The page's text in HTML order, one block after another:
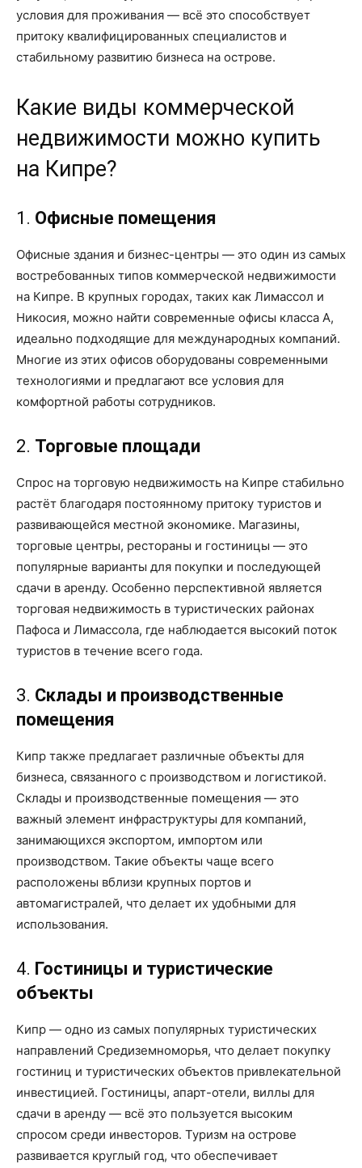
условия для проживания — всё это способствует
притоку квалифицированных специалистов и
стабильному развитию бизнеса на острове.
Какие виды коммерческой
недвижимости можно купить
на Кипре?
1. Офисные помещения
Офисные здания и бизнес-центры — это один из самых
востребованных типов коммерческой недвижимости
на Кипре. В крупных городах, таких как Лимассол и
Никосия, можно найти современные офисы класса A,
идеально подходящие для международных компаний.
Многие из этих офисов оборудованы современными
технологиями и предлагают все условия для
комфортной работы сотрудников.
2. Торговые площади
Спрос на торговую недвижимость на Кипре стабильно
растёт благодаря постоянному притоку туристов и
развивающейся местной экономике. Магазины,
торговые центры, рестораны и гостиницы — это
популярные варианты для покупки и последующей
сдачи в аренду. Особенно перспективной является
торговая недвижимость в туристических районах
Пафоса и Лимассола, где наблюдается высокий поток
туристов в течение всего года.
3. Склады и производственные
помещения
Кипр также предлагает различные объекты для
бизнеса, связанного с производством и логистикой.
Склады и производственные помещения — это
важный элемент инфраструктуры для компаний,
занимающихся экспортом, импортом или
производством. Такие объекты чаще всего
расположены вблизи крупных портов и
автомагистралей, что делает их удобными для
использования.
4. Гостиницы и туристические
объекты
Кипр — одно из самых популярных туристических
направлений Средиземноморья, что делает покупку
гостиниц и туристических объектов привлекательной
инвестицией. Гостиницы, апарт-отели, виллы для
сдачи в аренду — всё это пользуется высоким
спросом среди инвесторов. Туризм на острове
развивается круглый год, что обеспечивает